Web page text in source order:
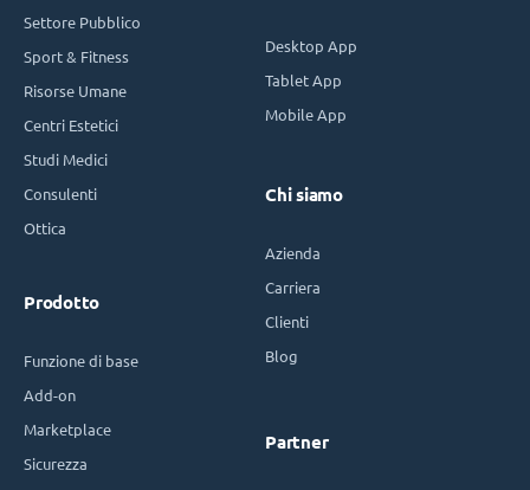
Settore Pubblico
Sport & Fitness
Risorse Umane
Centri Estetici
Studi Medici
Consulenti
Ottica
Prodotto
Funzione di base
Add-on
Marketplace
Sicurezza
Desktop App
Tablet App
Mobile App
Chi siamo
Azienda
Carriera
Clienti
Blog
Partner